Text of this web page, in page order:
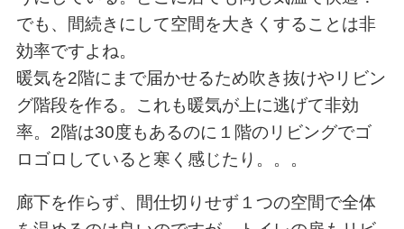
でも、間続きにして空間を大きくすることは非
効率ですよね。
暖気を2階にまで届かせるため吹き抜けやリビン
グ階段を作る。これも暖気が上に逃げて非効
率。2階は30度もあるのに１階のリビングでゴ
ロゴロしていると寒く感じたり。。。
廊下を作らず、間仕切りせず１つの空間で全体